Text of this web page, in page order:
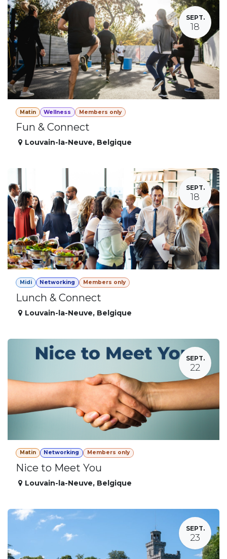
SEPT.
18
Matin Wellness Members only
Fun & Connect
Louvain-la-Neuve, Belgique
SEPT.
18
Midi Networking Members only
Lunch & Connect
Louvain-la-Neuve, Belgique
SEPT.
22
Matin Networking Members only
Nice to Meet You
Louvain-la-Neuve, Belgique
SEPT.
23